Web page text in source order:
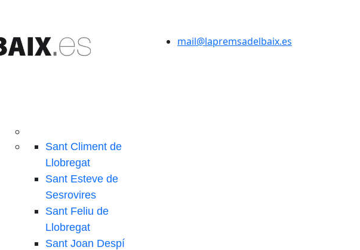
mail@lapremsadelbaix.es
Sant Climent de
Llobregat
Sant Esteve de
Sesrovires
Sant Feliu de
Llobregat
Sant Joan Despí